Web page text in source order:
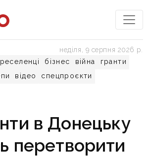
бізнес війна
гранти
відео спецпроєкти
неділя, 9 серпня 2026 р.
в Донецьку
перетворити